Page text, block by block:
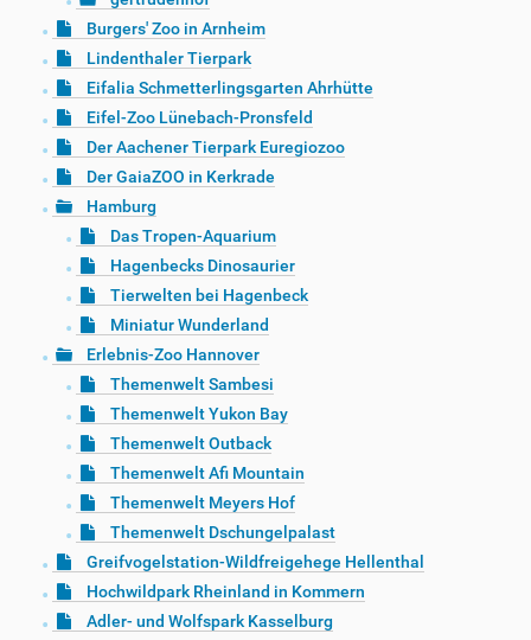
Burgers' Zoo in Arnheim
Lindenthaler Tierpark
Eifalia Schmetterlingsgarten Ahrhütte
Eifel-Zoo Lünebach-Pronsfeld
Der Aachener Tierpark Euregiozoo
Der GaiaZOO in Kerkrade
Hamburg
Das Tropen-Aquarium
Hagenbecks Dinosaurier
Tierwelten bei Hagenbeck
Miniatur Wunderland
Erlebnis-Zoo Hannover
Themenwelt Sambesi
Themenwelt Yukon Bay
Themenwelt Outback
Themenwelt Afi Mountain
Themenwelt Meyers Hof
Themenwelt Dschungelpalast
Greifvogelstation-Wildfreigehege Hellenthal
Hochwildpark Rheinland in Kommern
Adler- und Wolfspark Kasselburg